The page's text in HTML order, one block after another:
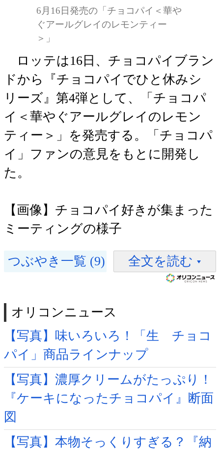
6月16日発売の「チョコパイ＜華や
ぐアールグレイのレモンティー
＞」
ロッテは16日、チョコパイブラン
ドから『チョコパイでひと休みシ
リーズ』第4弾として、「チョコパ
イ＜華やぐアールグレイのレモン
ティー＞」を発売する。「チョコパ
イ」ファンの意見をもとに開発し
た。
【画像】チョコパイ好きが集まった
ミーティングの様子
つぶやき一覧 (9) 全文を読む
オリコンニュース
【写真】味いろいろ！「生 チョコ
パイ」商品ラインナップ
【写真】濃厚クリームがたっぷり！
『ケーキになったチョコパイ』断面
図
【写真】本物そっくりすぎる？『納